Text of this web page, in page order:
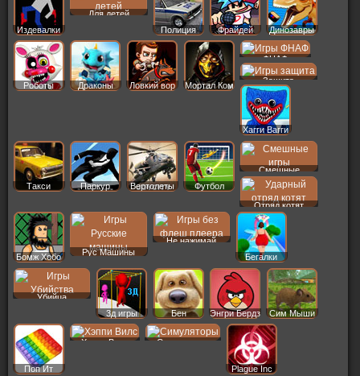
Издевалки
Для детей
Полиция
Фрайдей Динозавры
Роботы Драконы Ловкий вор Мортал Ком
ФНАФ
Защита
Хагги Вагги
Такси Паркур Вертолеты Футбол
Смешные
Отряд котят
Бомж Хобо
Рус Машины
Не нажимай
Бегалки
Убийца
3д игры
Бен Энгри Бердз Сим Мыши
Поп Ит
Хэппи Вилс Симуляторы
Plague Inc